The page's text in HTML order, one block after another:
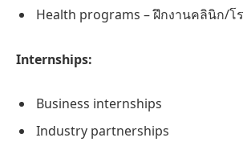
Health programs – ฝึกงานคลินิก/โ
Internships:
Business internships
Industry partnerships